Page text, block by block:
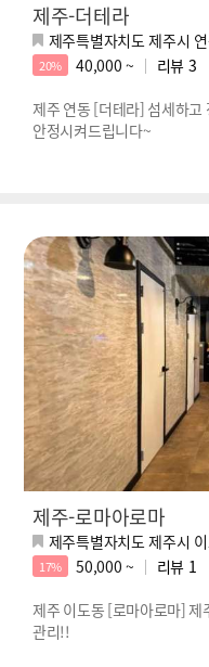
제주-더테라
제주특별자치도 제주시
20% 40,000 ~ 리뷰 3
제주 연동 [더테라] 섬세하고
안정시켜드립니다~
제주-로마아로마
제주특별자치도 제주시
17% 50,000 ~ 리뷰 1
제주 이도동 [로마아로마]
관리!!